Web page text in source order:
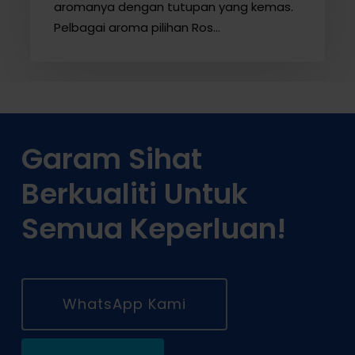
aromanya dengan tutupan yang kemas.
Pelbagai aroma pilihan Ros…
Garam Sihat
Berkualiti Untuk
Semua Keperluan!
WhatsApp Kami